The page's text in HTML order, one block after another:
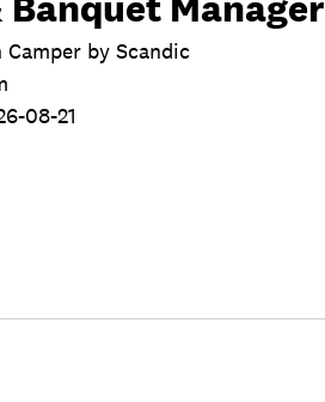
by Scandic
08-21